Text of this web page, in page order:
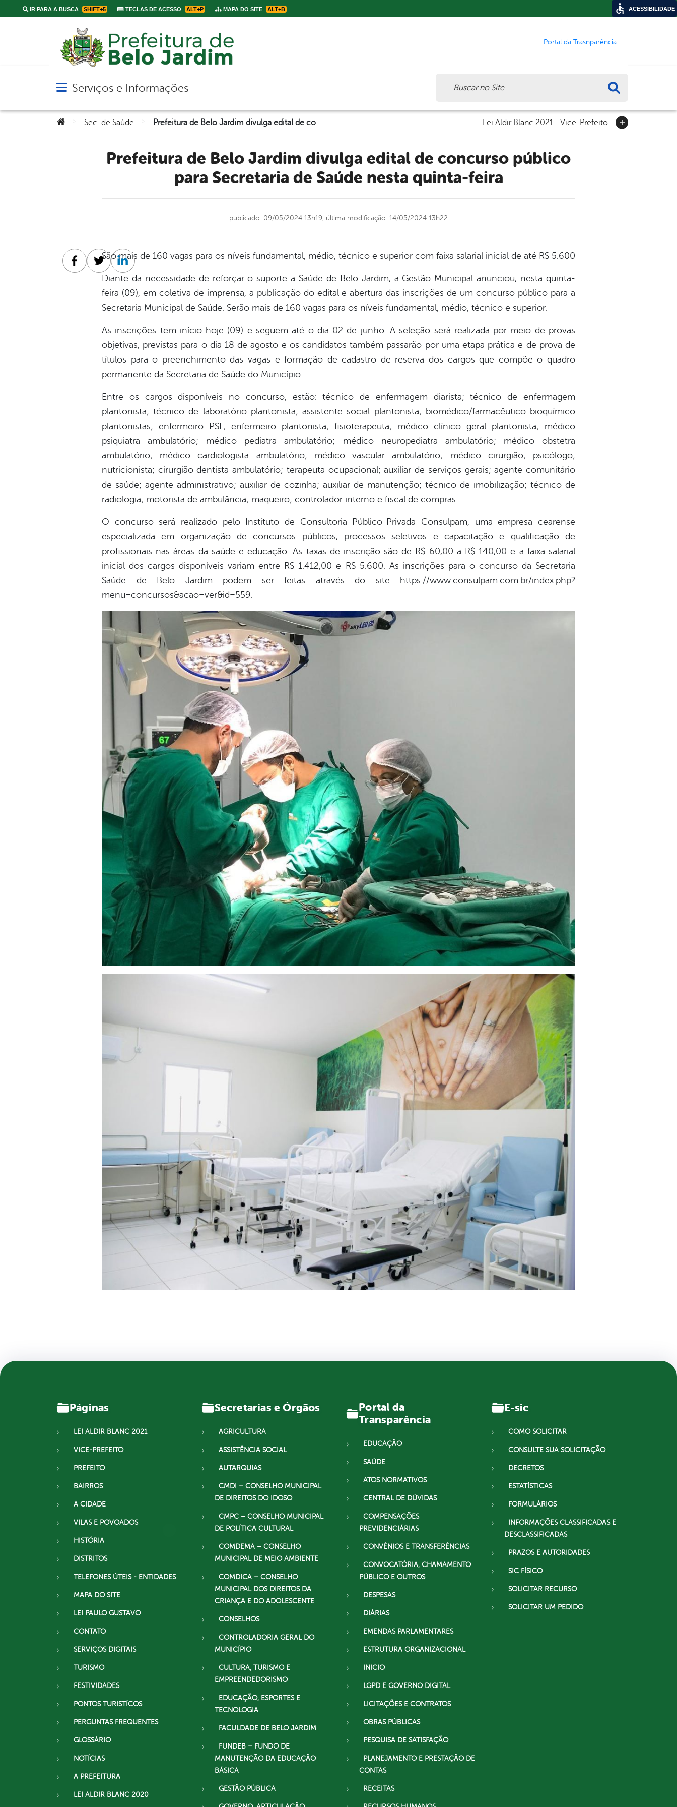
IR PARA A BUSCA SHIFT+5 TECLAS DE ACESSO ALT+P MAPA DO SITE ALT+B
Portal da Trasnparência
Abrir menu principal de navegação
Serviços e Informações
Você está aqui:Sec. de Saúde Lei Aldir Blanc 2021 Vice-Prefeito
Prefeitura de Belo Jardim divulga edital de concurso público
para Secretaria de Saúde nesta quinta-feira
publicado: 09/05/2024 13h19, última modificação: 14/05/2024 13h22
São mais de 160 vagas para os níveis fundamental, médio, técnico e superior com faixa salarial inicial de até R$ 5.600
Diante da necessidade de reforçar o suporte a Saúde de Belo Jardim, a Gestão Municipal anunciou, nesta quinta-
feira (09), em coletiva de imprensa, a publicação do edital e abertura das inscrições de um concurso público para a
Secretaria Municipal de Saúde. Serão mais de 160 vagas para os níveis fundamental, médio, técnico e superior.
As inscrições tem início hoje (09) e seguem até o dia 02 de junho. A seleção será realizada por meio de provas
objetivas, previstas para o dia 18 de agosto e os candidatos também passarão por uma etapa prática e de prova de
títulos para o preenchimento das vagas e formação de cadastro de reserva dos cargos que compõe o quadro
permanente da Secretaria de Saúde do Município.
Entre os cargos disponíveis no concurso, estão: técnico de enfermagem diarista; técnico de enfermagem
plantonista; técnico de laboratório plantonista; assistente social plantonista; biomédico/farmacêutico bioquímico
plantonistas; enfermeiro PSF; enfermeiro plantonista; fisioterapeuta; médico clínico geral plantonista; médico
psiquiatra ambulatório; médico pediatra ambulatório; médico neuropediatra ambulatório; médico obstetra
ambulatório; médico cardiologista ambulatório; médico vascular ambulatório; médico cirurgião; psicólogo;
nutricionista; cirurgião dentista ambulatório; terapeuta ocupacional; auxiliar de serviços gerais; agente comunitário
de saúde; agente administrativo; auxiliar de cozinha; auxiliar de manutenção; técnico de imobilização; técnico de
radiologia; motorista de ambulância; maqueiro; controlador interno e fiscal de compras.
O concurso será realizado pelo Instituto de Consultoria Público-Privada Consulpam, uma empresa cearense
especializada em organização de concursos públicos, processos seletivos e capacitação e qualificação de
profissionais nas áreas da saúde e educação. As taxas de inscrição são de R$ 60,00 a R$ 140,00 e a faixa salarial
inicial dos cargos disponíveis variam entre R$ 1.412,00 e R$ 5.600. As inscrições para o concurso da Secretaria
Saúde de Belo Jardim podem ser feitas através do site https://www.consulpam.com.br/index.php?
menu=concursos&acao=ver&id=559.
Facebook
TwitterLinkedin
Páginas
LEI ALDIR BLANC 2021
VICE-PREFEITO
PREFEITO
BAIRROS
A CIDADE
VILAS E POVOADOS
HISTÓRIA
DISTRITOS
TELEFONES ÚTEIS - ENTIDADES
MAPA DO SITE
LEI PAULO GUSTAVO
CONTATO
SERVIÇOS DIGITAIS
TURISMO
FESTIVIDADES
PONTOS TURISTÍCOS
PERGUNTAS FREQUENTES
GLOSSÁRIO
NOTÍCIAS
A PREFEITURA
LEI ALDIR BLANC 2020
Secretarias e Órgãos
AGRICULTURA
ASSISTÊNCIA SOCIAL
AUTARQUIAS
CMDI – CONSELHO MUNICIPAL
DE DIREITOS DO IDOSO
CMPC – CONSELHO MUNICIPAL
DE POLÍTICA CULTURAL
COMDEMA – CONSELHO
MUNICIPAL DE MEIO AMBIENTE
COMDICA – CONSELHO
MUNICIPAL DOS DIREITOS DA
CRIANÇA E DO ADOLESCENTE
CONSELHOS
CONTROLADORIA GERAL DO
MUNICÍPIO
CULTURA, TURISMO E
EMPREENDEDORISMO
EDUCAÇÃO, ESPORTES E
TECNOLOGIA
FACULDADE DE BELO JARDIM
FUNDEB – FUNDO DE
MANUTENÇÃO DA EDUCAÇÃO
BÁSICA
GESTÃO PÚBLICA
Portal da
Transparência
EDUCAÇÃO
SAÚDE
ATOS NORMATIVOS
CENTRAL DE DÚVIDAS
COMPENSAÇÕES
PREVIDENCIÁRIAS
CONVÊNIOS E TRANSFERÊNCIAS
CONVOCATÓRIA, CHAMAMENTO
PÚBLICO E OUTROS
DESPESAS
DIÁRIAS
EMENDAS PARLAMENTARES
ESTRUTURA ORGANIZACIONAL
INICIO
LGPD E GOVERNO DIGITAL
LICITAÇÕES E CONTRATOS
OBRAS PÚBLICAS
PESQUISA DE SATISFAÇÃO
PLANEJAMENTO E PRESTAÇÃO DE
CONTAS
RECEITAS
E-sic
COMO SOLICITAR
CONSULTE SUA SOLICITAÇÃO
DECRETOS
ESTATÍSTICAS
FORMULÁRIOS
INFORMAÇÕES CLASSIFICADAS E
DESCLASSIFICADAS
PRAZOS E AUTORIDADES
SIC FÍSICO
SOLICITAR RECURSO
SOLICITAR UM PEDIDO
ACESSIBILIDADE